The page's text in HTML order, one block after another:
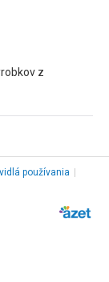
z
používania